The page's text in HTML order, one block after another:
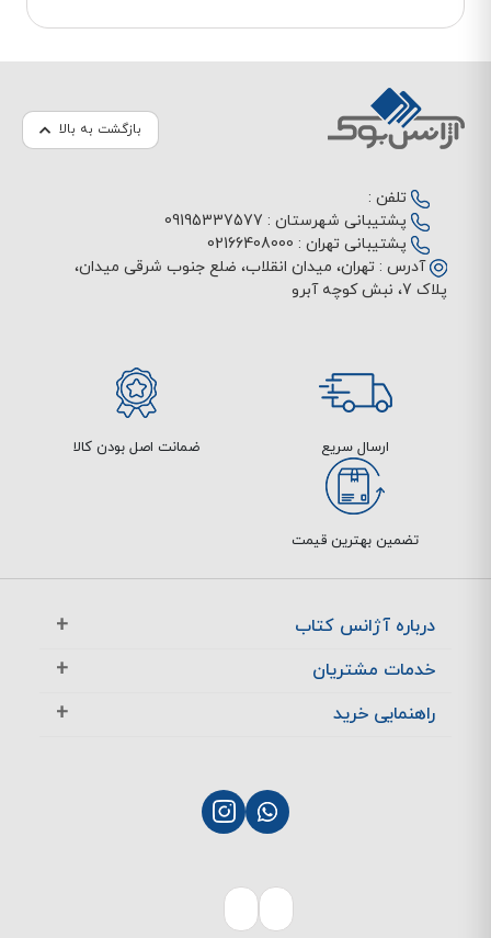
بازگشت به بالا
تلفن :
پشتیبانی شهرستان : 09195337577
پشتیبانی تهران : 02166408000
آدرس : تهران، میدان انقلاب، ضلع جنوب شرقی میدان،
پلاک 7، نبش کوچه آبرو
ارسال سریع ضمانت اصل بودن کالا
تضمین بهترین قیمت
درباره آژانس کتاب
آژانس بوک در یک نگاه
سوالات متداول
خدمات مشتریان
راهنمایی خرید